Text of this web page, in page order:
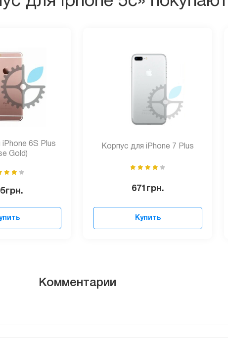
iPhone 6S Plus
Gold)
грн.
Корпус для iPhone 7 Plus
671 грн.
Купить
Комментарии